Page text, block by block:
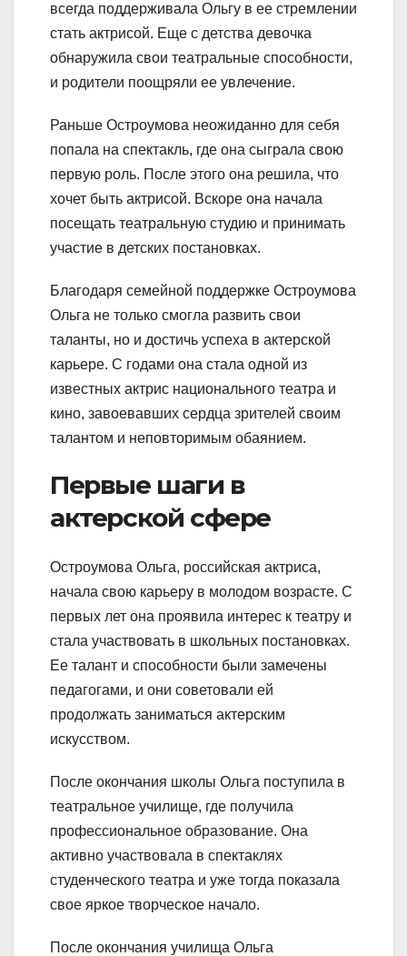
всегда поддерживала Ольгу в ее стремлении
стать актрисой. Еще с детства девочка
обнаружила свои театральные способности,
и родители поощряли ее увлечение.
Раньше Остроумова неожиданно для себя
попала на спектакль, где она сыграла свою
первую роль. После этого она решила, что
хочет быть актрисой. Вскоре она начала
посещать театральную студию и принимать
участие в детских постановках.
Благодаря семейной поддержке Остроумова
Ольга не только смогла развить свои
таланты, но и достичь успеха в актерской
карьере. С годами она стала одной из
известных актрис национального театра и
кино, завоевавших сердца зрителей своим
талантом и неповторимым обаянием.
Первые шаги в
актерской сфере
Остроумова Ольга, российская актриса,
начала свою карьеру в молодом возрасте. С
первых лет она проявила интерес к театру и
стала участвовать в школьных постановках.
Ее талант и способности были замечены
педагогами, и они советовали ей
продолжать заниматься актерским
искусством.
После окончания школы Ольга поступила в
театральное училище, где получила
профессиональное образование. Она
активно участвовала в спектаклях
студенческого театра и уже тогда показала
свое яркое творческое начало.
После окончания училища Ольга